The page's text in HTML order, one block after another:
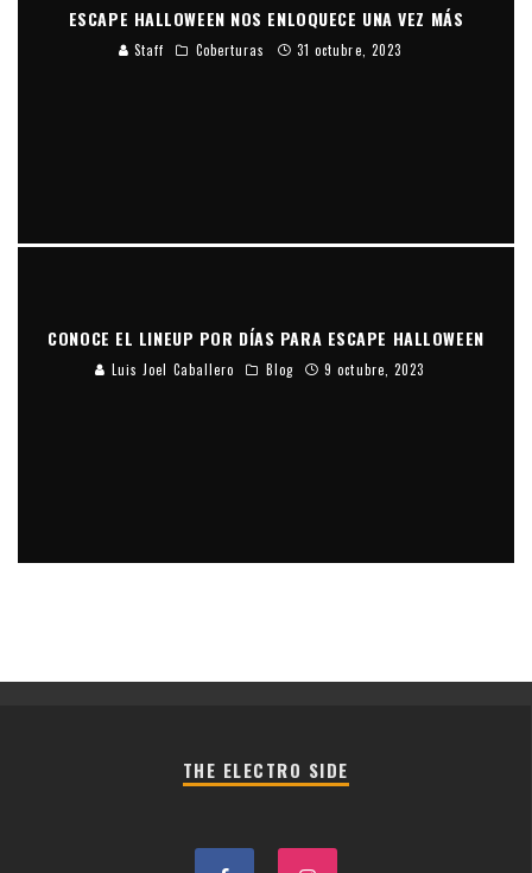
ESCAPE HALLOWEEN NOS ENLOQUECE UNA VEZ MÁS
Staff Coberturas 31 octubre, 2023
CONOCE EL LINEUP POR DÍAS PARA ESCAPE HALLOWEEN
Luis Joel Caballero Blog 9 octubre, 2023
THE ELECTRO SIDE